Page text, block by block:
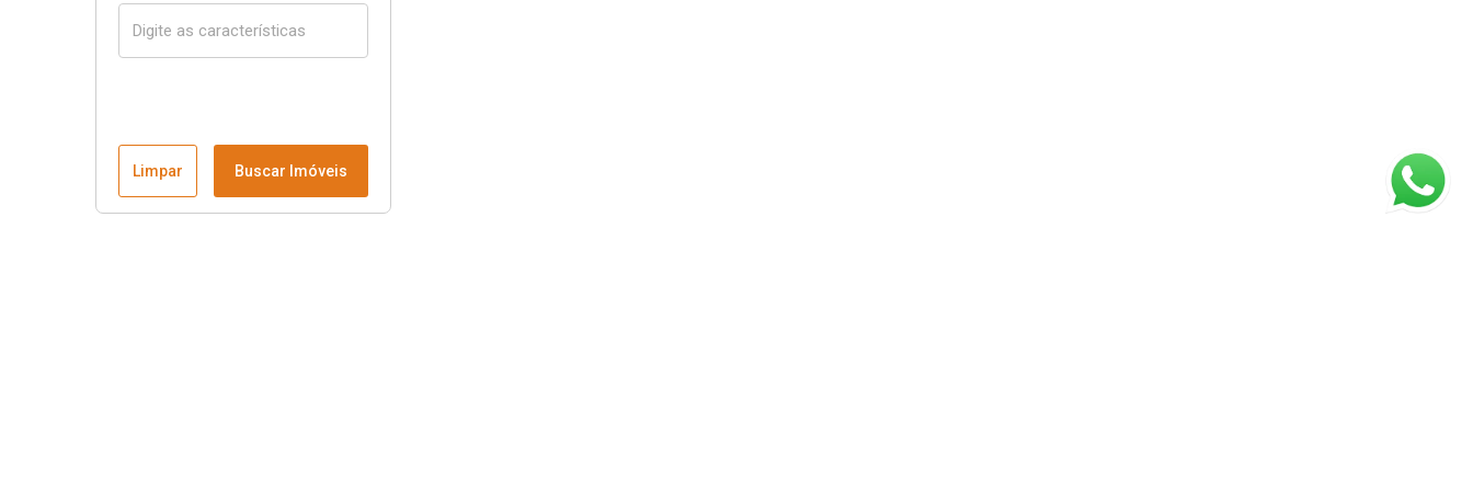
Limpar Buscar Imóveis